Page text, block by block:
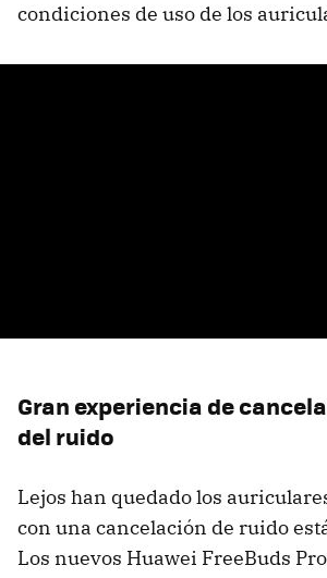
condiciones de uso de los
Gran experiencia de
del ruido
Lejos han quedado los
con una cancelación de ruido
Los nuevos Huawei FreeBuds